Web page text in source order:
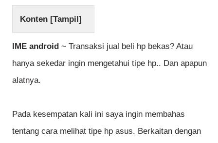
Konten [Tampil]
IME android ~ Transaksi jual beli hp bekas? Atau
hanya sekedar ingin mengetahui tipe hp.. Dan apapun
alatnya.
Pada kesempatan kali ini saya ingin membahas
tentang cara melihat tipe hp asus. Berkaitan dengan